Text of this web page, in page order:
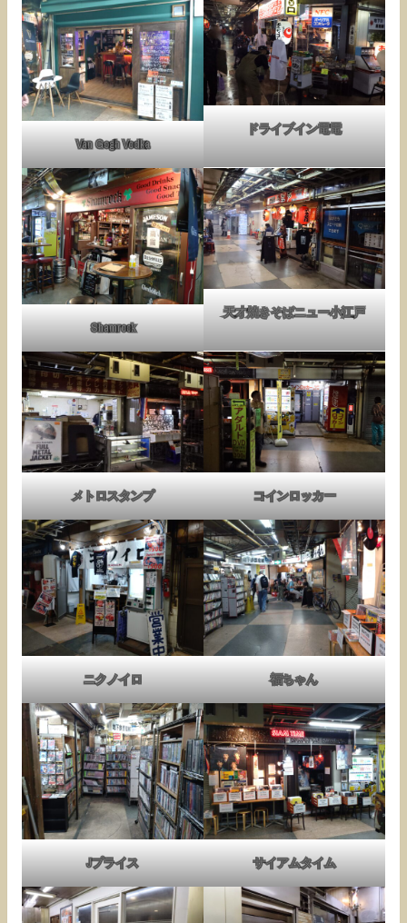
Van Gogh Vodka
ドライブイン電電
Shamrock
天才焼きそばニュー小江戸
メトロスタンプ コインロッカー
ニクノイロ 福ちゃん
Jプライス サイアムタイム